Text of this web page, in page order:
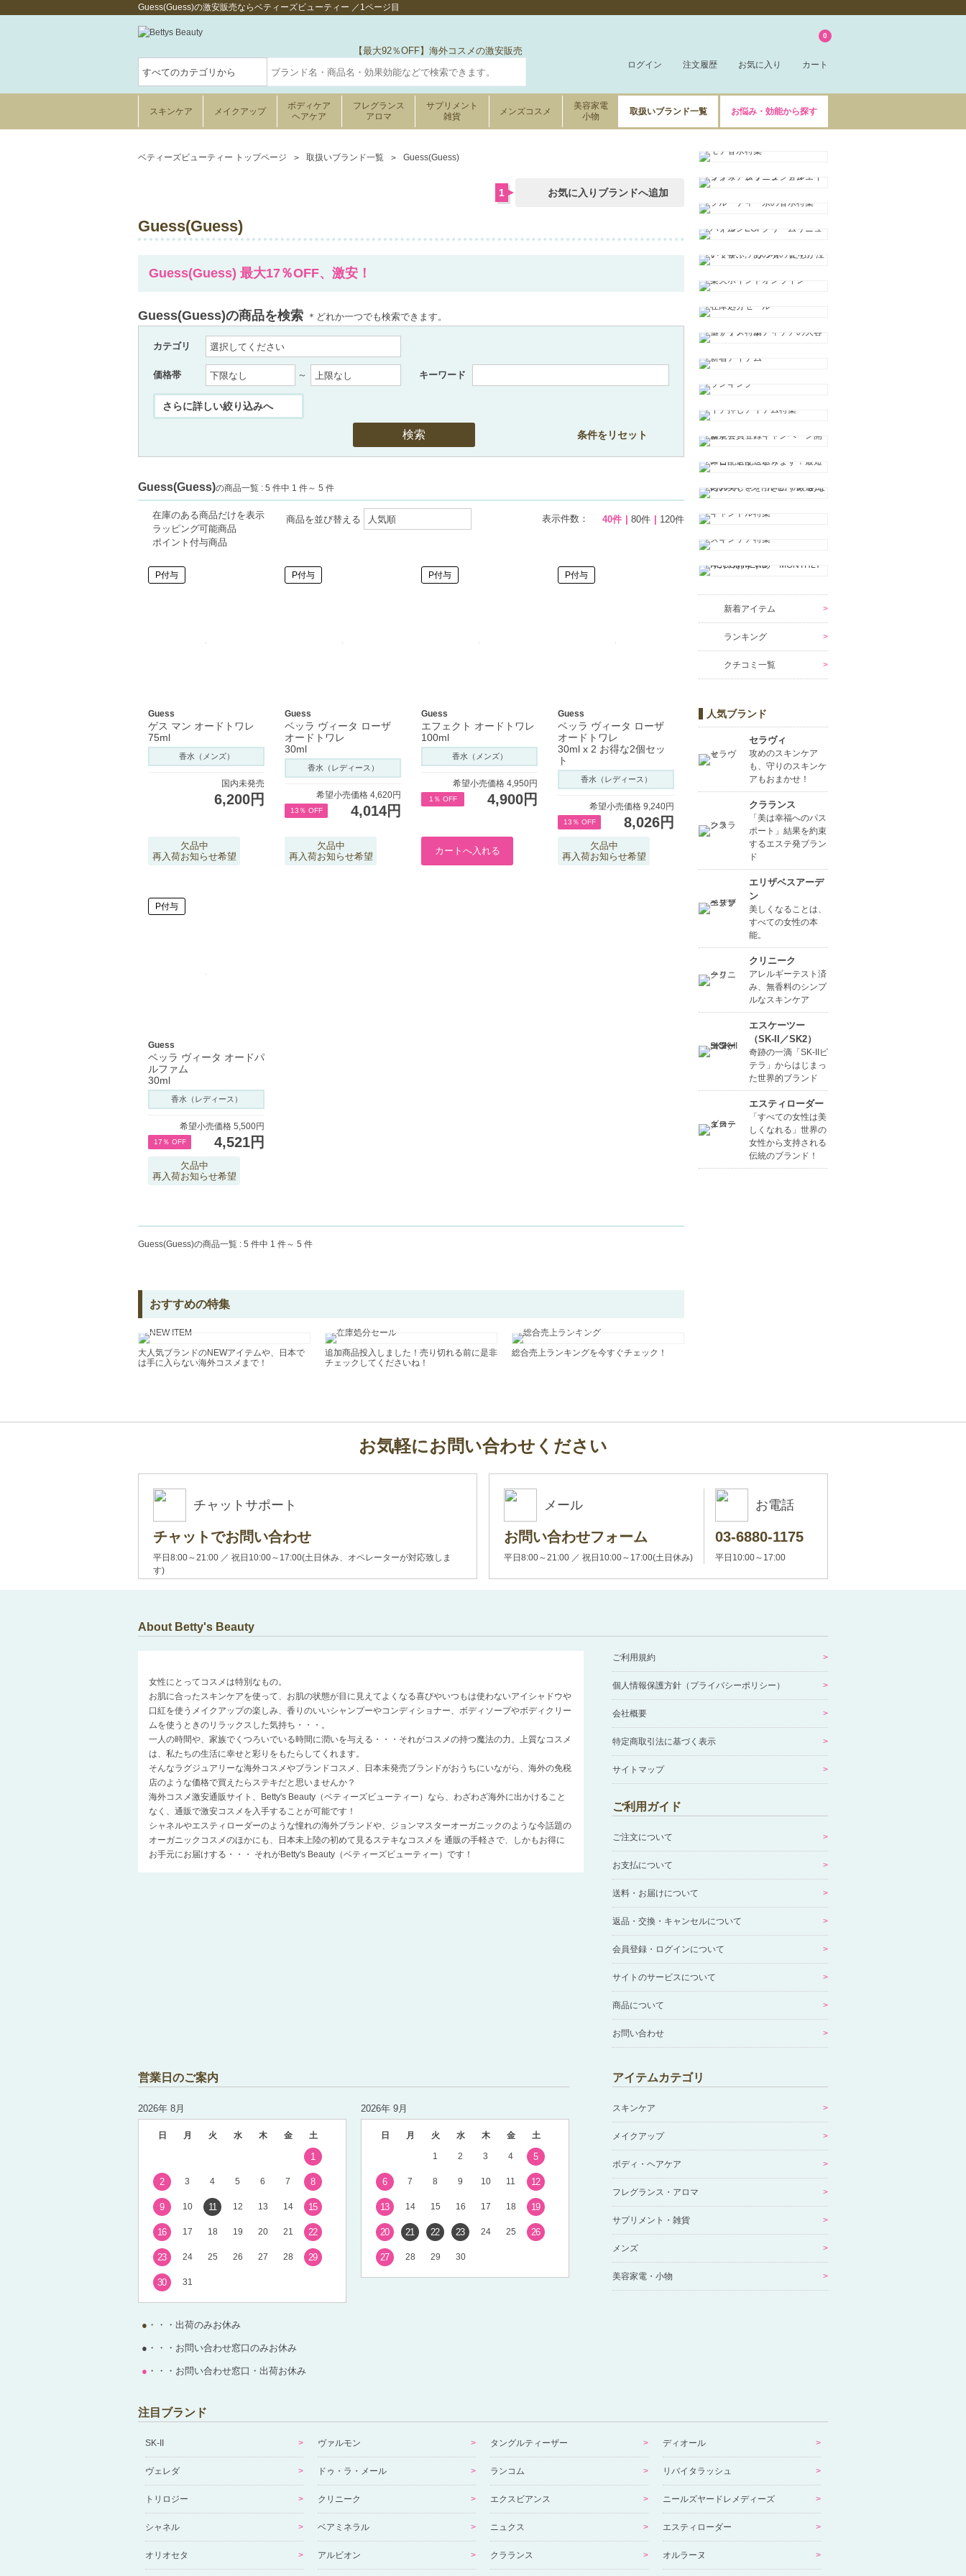
Guess(Guess)の激安販売ならベティーズビューティー ／1ページ目
【最大92％OFF】海外コスメの激安販売
ログイン 注文履歴 お気に入り カート
0
スキンケア メイクアップ
ボディケア
ヘアケア
フレグランス
アロマ
サプリメント
雑貨
メンズコスメ
美容家電
小物
取扱いブランド一覧 お悩み・効能から探す
ベティーズビューティー トップページ 取扱いブランド一覧 Guess(Guess)
1 お気に入りブランドへ追加
Guess(Guess)
Guess(Guess) 最大17％OFF、激安！
Guess(Guess)の商品を検索 ＊どれか一つでも検索できます。
カテゴリ
価格帯 ～ キーワード
条件をリセット
Guess(Guess)の商品一覧 : 5 件中 1 件～ 5 件
在庫のある商品だけを表示
ラッピング可能商品
ポイント付与商品
商品を並び替える 表示件数： 40件 80件 120件
P付与
Guess
ゲス マン オードトワレ
75ml
香水（メンズ）
国内未発売
6,200円
欠品中
再入荷お知らせ希望
P付与
Guess
ベッラ ヴィータ ローザ
オードトワレ
30ml
香水（レディース）
希望小売価格 4,620円
13％ OFF 4,014円
欠品中
再入荷お知らせ希望
P付与
Guess
エフェクト オードトワレ
100ml
香水（メンズ）
希望小売価格 4,950円
1％ OFF 4,900円
P付与
Guess
ベッラ ヴィータ ローザ
オードトワレ
30ml x 2 お得な2個セッ
ト
香水（レディース）
希望小売価格 9,240円
13％ OFF 8,026円
欠品中
再入荷お知らせ希望
P付与
Guess
ベッラ ヴィータ オードパ
ルファム
30ml
香水（レディース）
希望小売価格 5,500円
17％ OFF 4,521円
欠品中
再入荷お知らせ希望
Guess(Guess)の商品一覧 : 5 件中 1 件～ 5 件
おすすめの特集
大人気ブランドのNEWアイテムや、日本で
は手に入らない海外コスメまで！
追加商品投入しました！売り切れる前に是非
チェックしてくださいね！
総合売上ランキングを今すぐチェック！
新着アイテム
ランキング
クチコミ一覧
人気ブランド
セラヴィ
攻めのスキンケア
も、守りのスキンケ
アもおまかせ！
クラランス
「美は幸福へのパス
ポート」結果を約束
するエステ発ブラン
ド
エリザベスアーデ
ン
美しくなることは、
すべての女性の本
能。
クリニーク
アレルギーテスト済
み、無香料のシンプ
ルなスキンケア
エスケーツー
（SK-II／SK2）
奇跡の一滴「SK-IIピ
テラ」からはじまっ
た世界的ブランド
エスティローダー
「すべての女性は美
しくなれる」世界の
女性から支持される
伝統のブランド！
お気軽にお問い合わせください
チャットサポート
チャットでお問い合わせ
平日8:00～21:00 ／ 祝日10:00～17:00(土日休み、オペレーターが対応致しま
す)
メール
お問い合わせフォーム
平日8:00～21:00 ／ 祝日10:00～17:00(土日休み)
お電話
03-6880-1175
平日10:00～17:00
About Betty's Beauty
女性にとってコスメは特別なもの。
お肌に合ったスキンケアを使って、お肌の状態が目に見えてよくなる喜びやいつもは使わないアイシャドウや
口紅を使うメイクアップの楽しみ、香りのいいシャンプーやコンディショナー、ボディソープやボディクリー
ムを使うときのリラックスした気持ち・・・。
一人の時間や、家族でくつろいでいる時間に潤いを与える・・・それがコスメの持つ魔法の力。上質なコスメ
は、私たちの生活に幸せと彩りをもたらしてくれます。
そんなラグジュアリーな海外コスメやブランドコスメ、日本未発売ブランドがおうちにいながら、海外の免税
店のような価格で買えたらステキだと思いませんか？
海外コスメ激安通販サイト、Betty's Beauty（ベティーズビューティー）なら、わざわざ海外に出かけること
なく、通販で激安コスメを入手することが可能です！
シャネルやエスティローダーのような憧れの海外ブランドや、ジョンマスターオーガニックのような今話題の
オーガニックコスメのほかにも、日本未上陸の初めて見るステキなコスメを 通販の手軽さで、しかもお得に
お手元にお届けする・・・ それがBetty's Beauty（ベティーズビューティー）です！
ご利用規約
個人情報保護方針（プライバシーポリシー）
会社概要
特定商取引法に基づく表示
サイトマップ
ご利用ガイド
ご注文について
お支払について
送料・お届けについて
返品・交換・キャンセルについて
会員登録・ログインについて
サイトのサービスについて
商品について
お問い合わせ
営業日のご案内
2026年 8月
日 月 火 水 木 金 土
1
2 3 4 5 6 7 8
9 10 11 12 13 14 15
16 17 18 19 20 21 22
23 24 25 26 27 28 29
30 31
2026年 9月
日 月 火 水 木 金 土
1 2 3 4 5
6 7 8 9 10 11 12
13 14 15 16 17 18 19
20 21 22 23 24 25 26
27 28 29 30
● ・・・出荷のみお休み
● ・・・お問い合わせ窓口のみお休み
● ・・・お問い合わせ窓口・出荷お休み
アイテムカテゴリ
スキンケア
メイクアップ
ボディ・ヘアケア
フレグランス・アロマ
サプリメント・雑貨
メンズ
美容家電・小物
注目ブランド
SK-II ヴァルモン タングルティーザー ディオール
ヴェレダ ドゥ・ラ・メール ランコム リバイタラッシュ
トリロジー クリニーク エクスビアンス ニールズヤードレメディーズ
シャネル ベアミネラル ニュクス エスティローダー
オリオセタ アルビオン クラランス オルラーヌ